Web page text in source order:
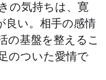
の気持ちは、寛
良い。相手の感情
の基盤を整えるこ
のついた愛情で